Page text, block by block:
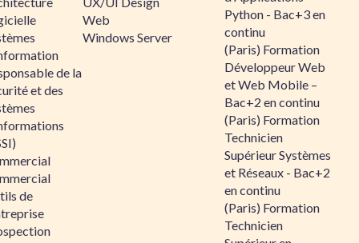
de la
et des
de
Web
Windows Server
Python - Bac+3 en
continu
(Paris) Formation
Développeur Web
et Web Mobile –
Bac+2 en continu
(Paris) Formation
Technicien
Supérieur Systèmes
et Réseaux - Bac+2
en continu
(Paris) Formation
Technicien